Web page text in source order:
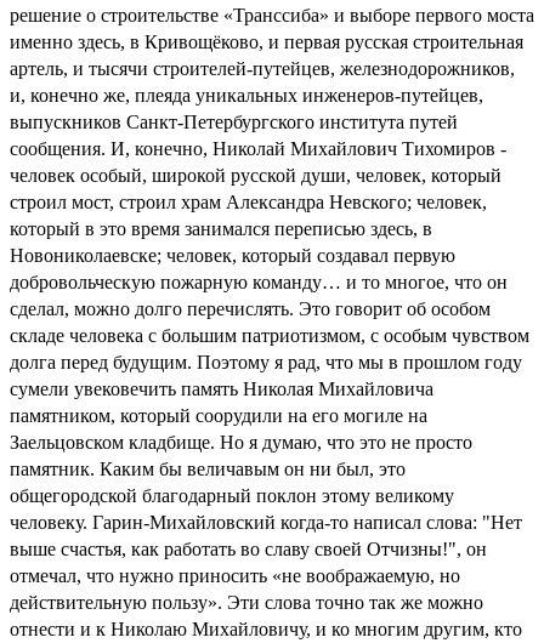
решение о строительстве «Транссиба» и выборе первого моста
именно здесь, в Кривощёково, и первая русская строительная
артель, и тысячи строителей-путейцев, железнодорожников,
и, конечно же, плеяда уникальных инженеров-путейцев,
выпускников Санкт-Петербургского института путей
сообщения. И, конечно, Николай Михайлович Тихомиров -
человек особый, широкой русской души, человек, который
строил мост, строил храм Александра Невского; человек,
который в это время занимался переписью здесь, в
Новониколаевске; человек, который создавал первую
добровольческую пожарную команду… и то многое, что он
сделал, можно долго перечислять. Это говорит об особом
складе человека с большим патриотизмом, с особым чувством
долга перед будущим. Поэтому я рад, что мы в прошлом году
сумели увековечить память Николая Михайловича
памятником, который соорудили на его могиле на
Заельцовском кладбище. Но я думаю, что это не просто
памятник. Каким бы величавым он ни был, это
общегородской благодарный поклон этому великому
человеку. Гарин-Михайловский когда-то написал слова: "Нет
выше счастья, как работать во славу своей Отчизны!", он
отмечал, что нужно приносить «не воображаемую, но
действительную пользу». Эти слова точно так же можно
отнести и к Николаю Михайловичу, и ко многим другим, кто